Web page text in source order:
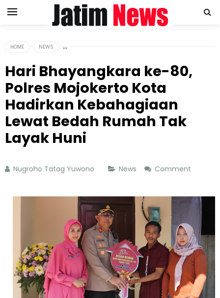
HOME NEWS
Hari Bhayangkara ke-80,
Polres Mojokerto Kota
Hadirkan Kebahagiaan
Lewat Bedah Rumah Tak
Layak Huni
Nugroho Tatag Yuwono News Comment